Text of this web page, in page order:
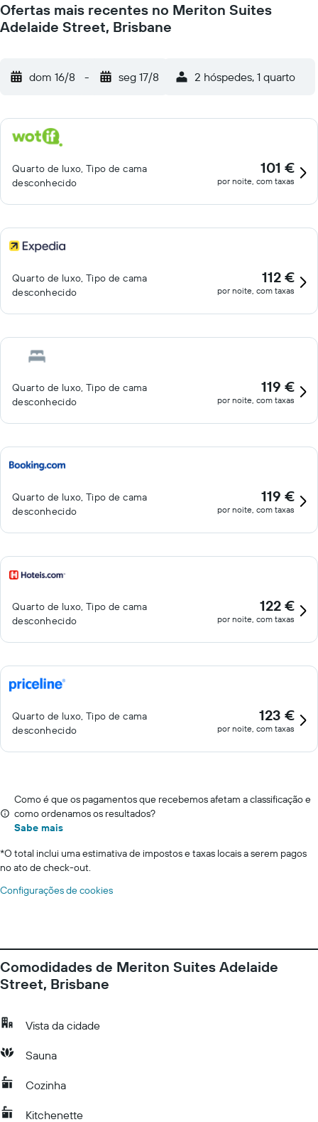
Ofertas mais recentes no Meriton Suites
Adelaide Street, Brisbane
dom 16/8 - seg 17/8 2 hóspedes, 1 quarto
Quarto de luxo, Tipo de cama
desconhecido
101 €
por noite, com taxas
Quarto de luxo, Tipo de cama
desconhecido
112 €
por noite, com taxas
Quarto de luxo, Tipo de cama
desconhecido
119 €
por noite, com taxas
Quarto de luxo, Tipo de cama
desconhecido
119 €
por noite, com taxas
Quarto de luxo, Tipo de cama
desconhecido
122 €
por noite, com taxas
Quarto de luxo, Tipo de cama
desconhecido
123 €
por noite, com taxas
Como é que os pagamentos que recebemos afetam a classificação e
como ordenamos os resultados?
Sabe mais
*O total inclui uma estimativa de impostos e taxas locais a serem pagos
no ato de check-out.
Configurações de cookies
Comodidades de Meriton Suites Adelaide
Street, Brisbane
Vista da cidade
Sauna
Cozinha
Kitchenette